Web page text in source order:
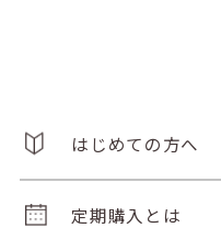
はじめての方へ
定期購入とは